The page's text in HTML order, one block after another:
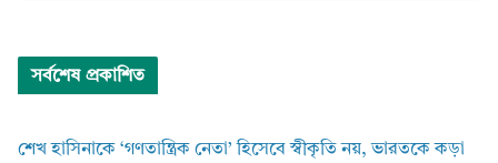
সর্বশেষ প্রকাশিত
শেখ হাসিনাকে ‘গণতান্ত্রিক নেতা’ হিসেবে স্বীকৃতি নয়, ভারতকে কড়া